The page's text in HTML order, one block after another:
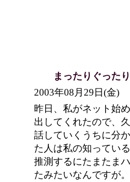
まったりぐったり
2003年08月29日(金)
昨日、私がネット始
出してくれたので、
話していくうちに分
た人は私の知ってい
推測するにたまたま
たみたいなんですが。